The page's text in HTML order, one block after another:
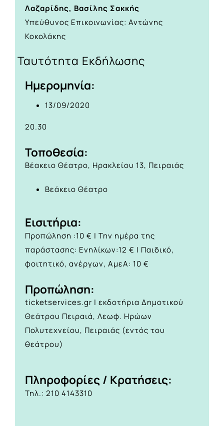
Λαζαρίδης, Βασίλης Σακκής
Υπεύθυνος Επικοινωνίας: Αντώνης
Κοκολάκης
Ταυτότητα Εκδήλωσης
Ημερομηνία:
13/09/2020
20.30
Τοποθεσία:
Βέακειο Θέατρο, Ηρακλείου 13, Πειραιάς
Βεάκειο Θέατρο
Eισιτήρια:
Προπώληση :10 € | Την ημέρα της
παράστασης: Ενηλίκων:12 € | Παιδικό,
φοιτητικό, ανέργων, ΑμεΑ: 10 €
Προπώληση:
ticketservices.gr | εκδοτήρια Δημοτικού
Θεάτρου Πειραιά, Λεωφ. Ηρώων
Πολυτεχνείου, Πειραιάς (εντός του
θεάτρου)
Πληροφορίες / Κρατήσεις:
Τηλ.: 210 4143310